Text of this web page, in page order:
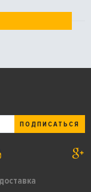
ПОДПИСАТЬСЯ